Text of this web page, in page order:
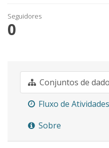
Seguidores
0
Conjuntos de
Fluxo de Atividades
Sobre